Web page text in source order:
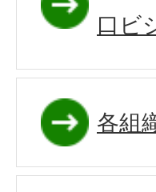
口ビ
各組